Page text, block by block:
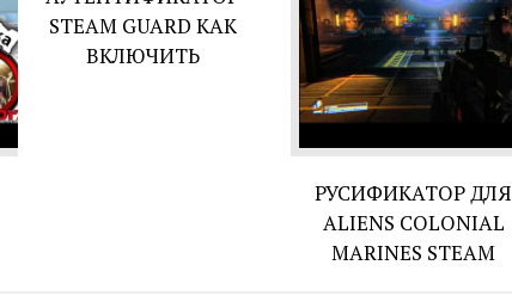
STEAM GUARD КАК
ВКЛЮЧИТЬ
РУСИФИКАТОР ДЛЯ
ALIENS COLONIAL
MARINES STEAM